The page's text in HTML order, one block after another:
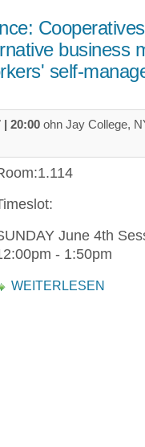
business
self-
| 20:00 ohn Jay College,
June 4th
- 1:50pm
WEITERLESEN